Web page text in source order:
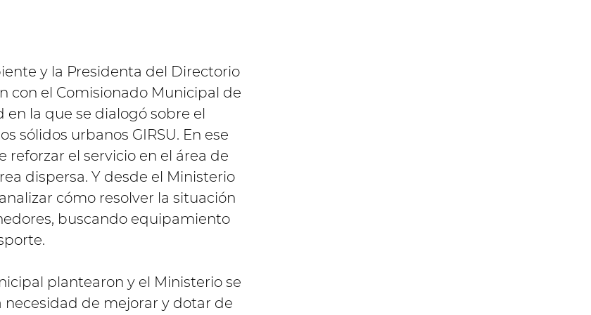
y la Presidenta del Directorio
con el Comisionado Municipal de
la que se dialogó sobre el
sólidos urbanos GIRSU. En ese
reforzar el servicio en el área de
dispersa. Y desde el Ministerio
cómo resolver la situación
buscando equipamiento
plantearon y el Ministerio se
de mejorar y dotar de